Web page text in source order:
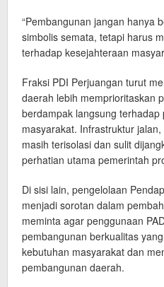
“Pembangunan jangan hanya
simbolis semata, tetapi harus
terhadap kesejahteraan
Fraksi PDI Perjuangan turut
daerah lebih memprioritaskan
berdampak langsung
masyarakat. Infrastruktur
masih terisolasi dan sulit
perhatian utama pemerintah
Di sisi lain, pengelolaan
menjadi sorotan dalam
meminta agar penggunaan
pembangunan berkualitas
kebutuhan masyarakat dan
pembangunan daerah.